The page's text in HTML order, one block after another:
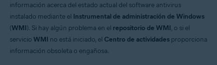
información acerca del estado actual del software antivirus
instalado mediante el Instrumental de administración de Windows
(WMI). Si hay algún problema en el repositorio de WMI, o si el
servicio WMI no está iniciado, el Centro de actividades proporciona
información obsoleta o engañosa.